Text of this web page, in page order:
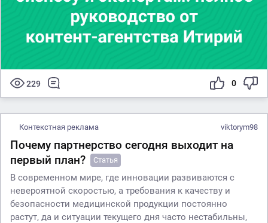
229 0
Контекстная реклама viktorym98
Почему партнерство сегодня выходит на
первый план?
Статья
В современном мире, где инновации развиваются с
невероятной скоростью, а требования к качеству и
безопасности медицинской продукции постоянно
растут, да и ситуации текущего дня часто нестабильны,